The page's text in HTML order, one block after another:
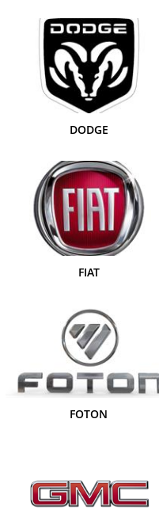
DODGE
FIAT
FOTON